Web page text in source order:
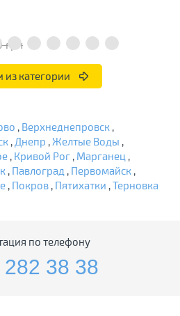
грн
из категории
, Верхнеднепровск ,
, Днепр , Желтые Воды ,
, Кривой Рог , Марганец ,
, Павлоград , Первомайск ,
, Покров , Пятихатки ,Терновка
по телефону
282 38 38